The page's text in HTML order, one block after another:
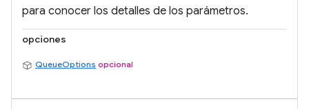
para conocer los detalles de los parámetros.
opciones
QueueOptions opcional